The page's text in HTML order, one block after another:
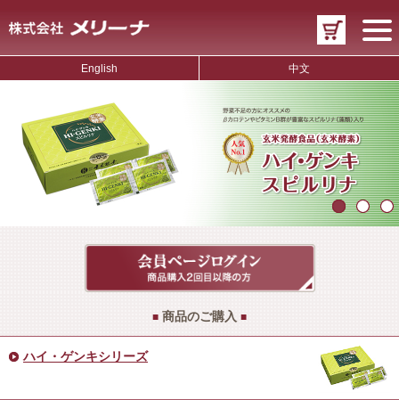
English 中文
■ 商品のご購入 ■
ハイ・ゲンキシリーズ